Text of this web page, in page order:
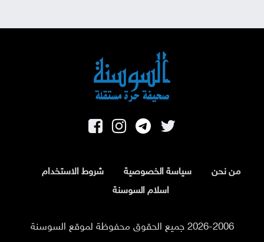
من نحن سياسة الخصوصية
شروط الاستخدام
اسلام السوسنة
2026-2006 جميع الحقوق محفوظة لموقع السوسنة